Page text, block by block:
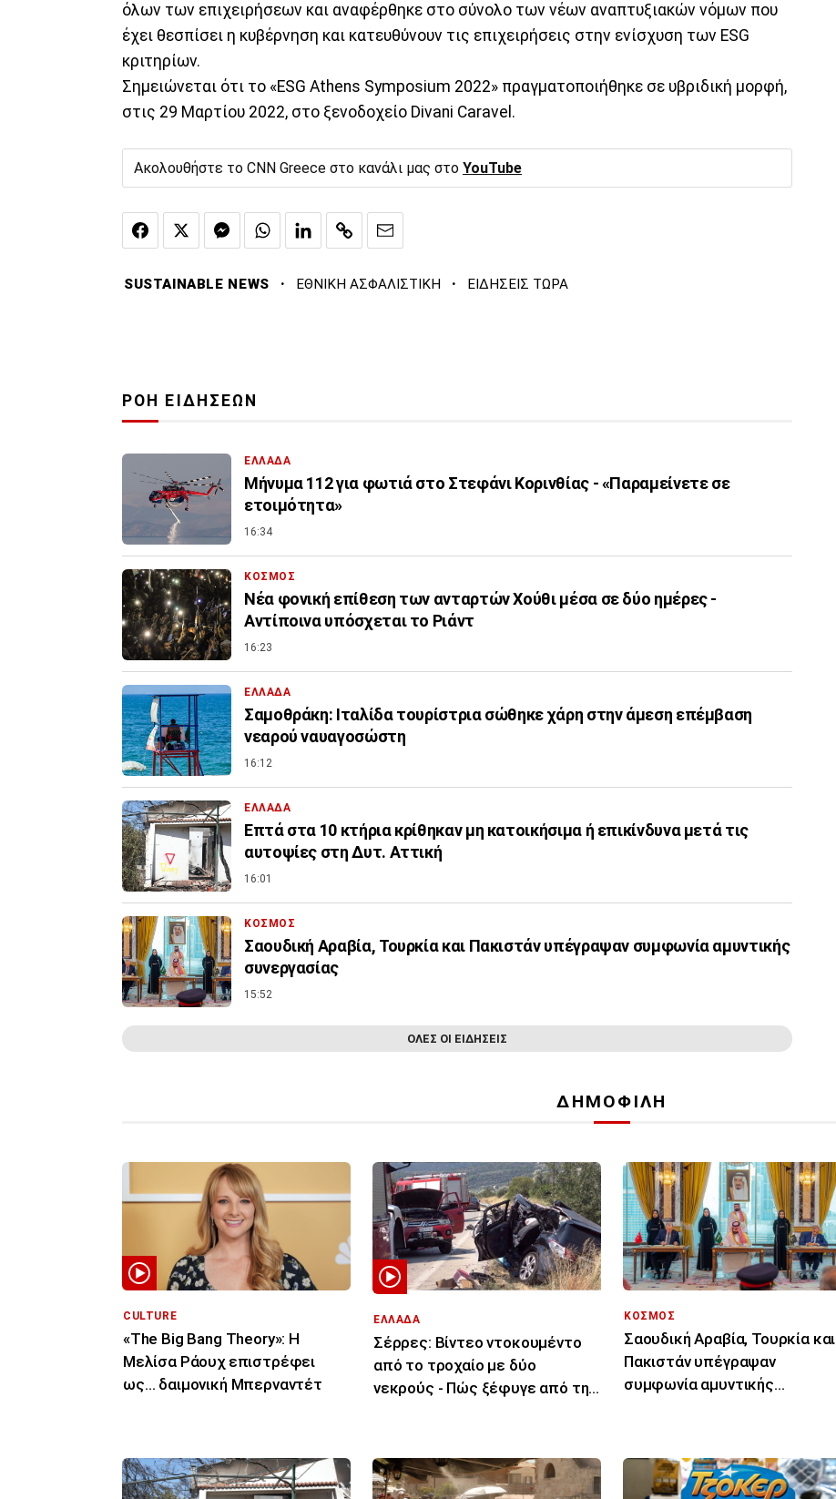
όλων των επιχειρήσεων και αναφέρθηκε στο σύνολο των νέων αναπτυξιακών νόμων που
έχει θεσπίσει η κυβέρνηση και κατευθύνουν τις επιχειρήσεις στην ενίσχυση των ESG
κριτηρίων.
Σημειώνεται ότι το «ESG Athens Symposium 2022» πραγματοποιήθηκε σε υβριδική μορφή,
στις 29 Μαρτίου 2022, στο ξενοδοχείο Divani Caravel.
Ακολουθήστε το CNN Greece στο κανάλι μας στο YouTube
SUSTAINABLE NEWS · ΕΘΝΙΚΗ ΑΣΦΑΛΙΣΤΙΚΗ · ΕΙΔΗΣΕΙΣ ΤΩΡΑ
ΡΟΗ ΕΙΔΗΣΕΩΝ
ΕΛΛΑΔΑ
Μήνυμα 112 για φωτιά στο Στεφάνι Κορινθίας - «Παραμείνετε σε
ετοιμότητα»
16:34
ΚΟΣΜΟΣ
Νέα φονική επίθεση των ανταρτών Χούθι μέσα σε δύο ημέρες -
Αντίποινα υπόσχεται το Ριάντ
16:23
ΕΛΛΑΔΑ
Σαμοθράκη: Ιταλίδα τουρίστρια σώθηκε χάρη στην άμεση επέμβαση
νεαρού ναυαγοσώστη
16:12
ΕΛΛΑΔΑ
Επτά στα 10 κτήρια κρίθηκαν μη κατοικήσιμα ή επικίνδυνα μετά τις
αυτοψίες στη Δυτ. Αττική
16:01
ΚΟΣΜΟΣ
Σαουδική Αραβία, Τουρκία και Πακιστάν υπέγραψαν συμφωνία αμυντικής
συνεργασίας
15:52
ΟΛΕΣ ΟΙ ΕΙΔΗΣΕΙΣ
ΔΗΜΟΦΙΛΗ
CULTURE
«The Big Bang Theory»: Η
Μελίσα Ράουχ επιστρέφει
ως… δαιμονική Μπερναντέτ
ΕΛΛΑΔΑ
Σέρρες: Βίντεο ντοκουμέντο
από το τροχαίο με δύο
νεκρούς - Πώς ξέφυγε από την
ΚΟΣΜΟΣ
Σαουδική Αραβία, Τουρκία και
Πακιστάν υπέγραψαν
συμφωνία αμυντικής